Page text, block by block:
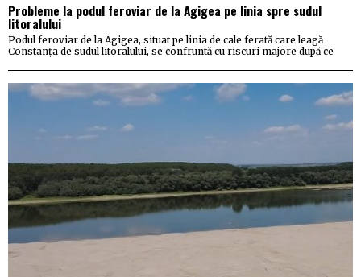
Probleme la podul feroviar de la Agigea pe linia spre sudul
litoralului
Podul feroviar de la Agigea, situat pe linia de cale ferată care leagă
Constanța de sudul litoralului, se confruntă cu riscuri majore după ce